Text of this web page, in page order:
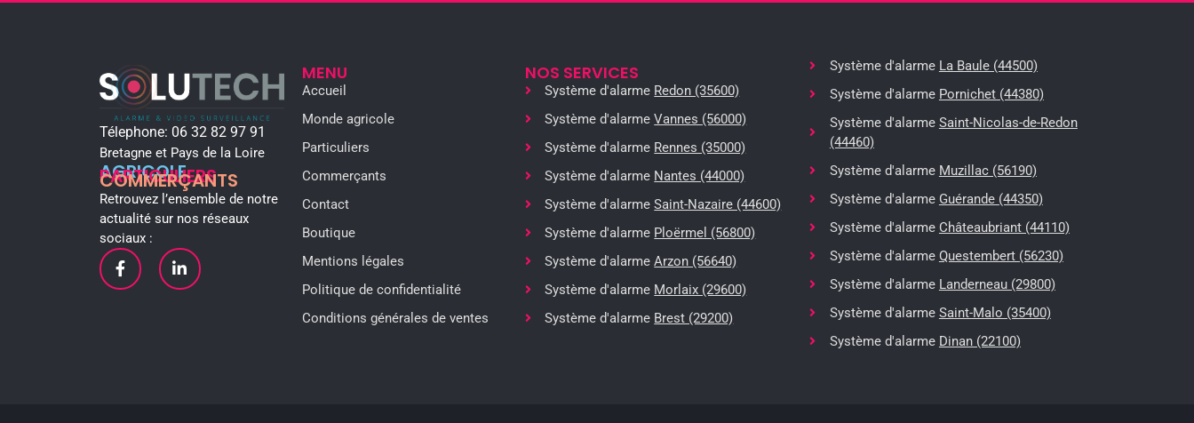
Télephone: 06 32 82 97 91
Bretagne et Pays de la Loire
AGRICOLE
PARTICULIERS
COMMERÇANTS
Retrouvez l’ensemble de notre
actualité sur nos réseaux
sociaux :
MENU
Accueil
Monde agricole
Particuliers
Commerçants
Contact
Boutique
Mentions légales
Politique de confidentialité
Conditions générales de ventes
NOS SERVICES
Système d'alarme Redon (35600)
Système d'alarmeVannes (56000)
Système d'alarme Rennes (35000)
Système d'alarme Nantes (44000)
Système d'alarmeSaint-Nazaire (44600)
Système d'alarme Ploërmel (56800)
Système d'alarmeArzon (56640)
Système d'alarme Morlaix (29600)
Système d'alarme Brest (29200)
Système d'alarme La Baule (44500)
Système d'alarme Pornichet (44380)
Système d'alarme Saint-Nicolas-de-Redon
(44460)
Système d'alarme Muzillac (56190)
Système d'alarme Guérande (44350)
Système d'alarme Châteaubriant (44110)
Système d'alarme Questembert (56230)
Système d'alarme Landerneau (29800)
Système d'alarme Saint-Malo (35400)
Système d'alarme Dinan (22100)